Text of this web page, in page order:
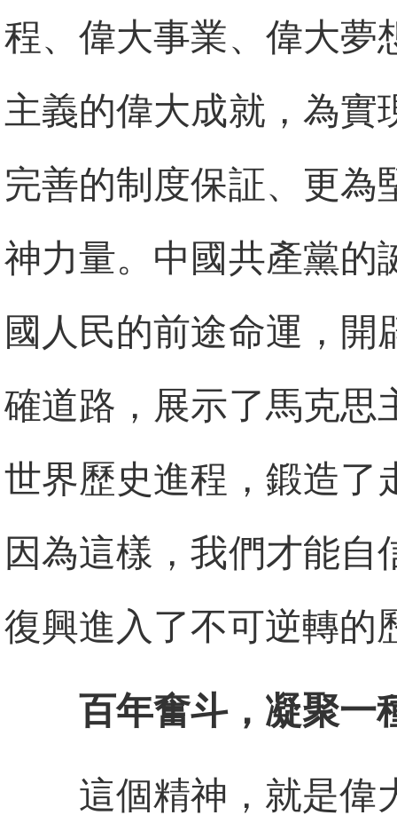
程、偉大事業、偉大夢
主義的偉大成就，為實
完善的制度保証、更為
神力量。中國共產黨的
國人民的前途命運，開
確道路，展示了馬克思
世界歷史進程，鍛造了
因為這樣，我們才能自
復興進入了不可逆轉的
百年奮斗，凝聚一
這個精神，就是偉